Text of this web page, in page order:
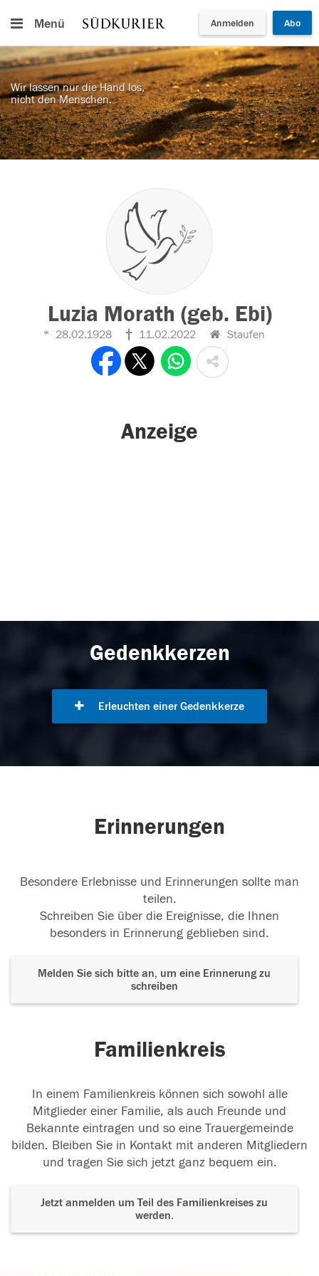
Menü Anmelden Abo
Wir lassen nur die Hand los,
nicht den Menschen.
Luzia Morath (geb. Ebi)
28.02.1928 11.02.2022 Staufen
Anzeige
Gedenkkerzen
Erleuchten einer Gedenkkerze
Erinnerungen
Besondere Erlebnisse und Erinnerungen sollte man
teilen.
Schreiben Sie über die Ereignisse, die Ihnen
besonders in Erinnerung geblieben sind.
Melden Sie sich bitte an, um eine Erinnerung zu
schreiben
Familienkreis
In einem Familienkreis können sich sowohl alle
Mitglieder einer Familie, als auch Freunde und
Bekannte eintragen und so eine Trauergemeinde
bilden. Bleiben Sie in Kontakt mit anderen Mitgliedern
und tragen Sie sich jetzt ganz bequem ein.
Jetzt anmelden um Teil des Familienkreises zu
werden.